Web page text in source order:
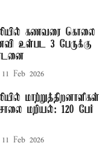
கணவரை கொலை
உள்பட 3 பேருக்கு
11 Feb 2026
மாற்றுத்திறனாளிகள்
மறியல்: 120 பேர்
11 Feb 2026